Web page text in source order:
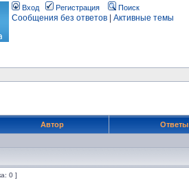
Вход Регистрация Поиск
Сообщения без ответов Активные темы
Автор Ответы
0 ]